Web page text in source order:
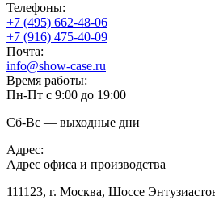
Телефоны:
+7 (495) 662-48-06
+7 (916) 475-40-09
Почта:
info@show-case.ru
Время работы:
Пн-Пт с 9:00 до 19:00
Сб-Вс — выходные дни
Адрес:
Адрес офиса и производства
111123, г. Москва, Шоссе